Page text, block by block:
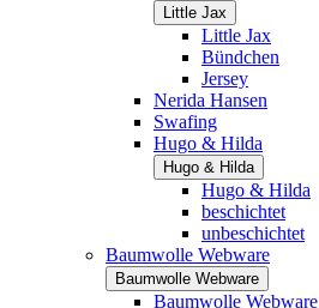
Little Jax
Little Jax
Bündchen
Jersey
Nerida Hansen
Swafing
Hugo & Hilda
Hugo & Hilda
Hugo & Hilda
beschichtet
unbeschichtet
Baumwolle Webware
Baumwolle Webware
Baumwolle Webware